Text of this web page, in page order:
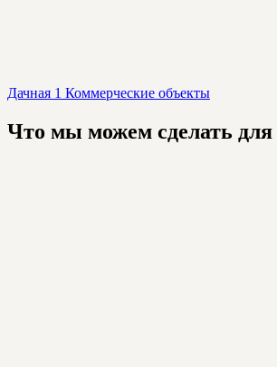
Дачная 1 Коммерческие объекты
Что мы можем сделать для